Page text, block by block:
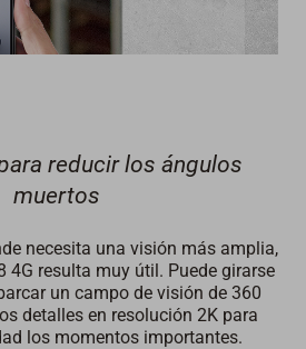
reducir los ángulos
muertos
necesita una visión más amplia,
4G resulta muy útil. Puede girarse
un campo de visión de 360
detalles en resolución 2K para
los momentos importantes.